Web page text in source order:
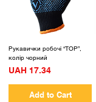
Рукавички робочі “TOP”,
колір чорний
Price
UAH 17.34
Add to Cart